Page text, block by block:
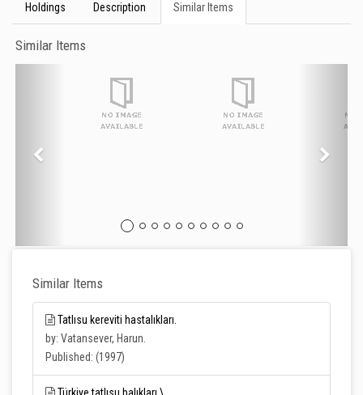
Holdings Description Similar Items
Similar Items
Similar Items
Tatlısu kereviti hastalıkları.
by: Vatansever, Harun.
Published: (1997)